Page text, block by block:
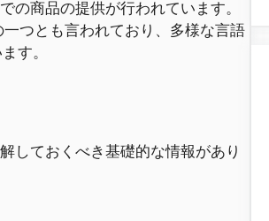
商品の提供が行われています。
つとも言われており、多様な言語
す。
しておくべき基礎的な情報があり